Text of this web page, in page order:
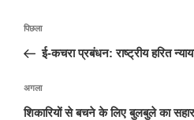
पोस्ट
पिछला
पोस्ट:
पिछला
ई-कचरा प्रबंधन: राष्ट्रीय हरित
अगली
पोस्ट
अगला
शिकारियों से बचने के लिए बुलबुले का